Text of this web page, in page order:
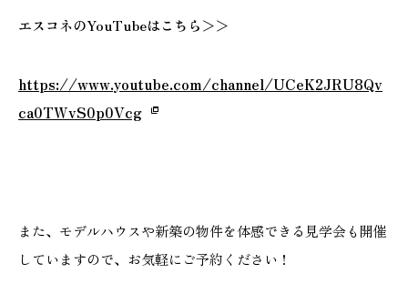
エスコネのYouTubeはこちら＞＞
https://www.youtube.com/channel/UCeK2JRU8Qv
ca0TWvS0p0Vcg
また、モデルハウスや新築の物件を体感できる見学会も開催
していますので、お気軽にご予約ください！